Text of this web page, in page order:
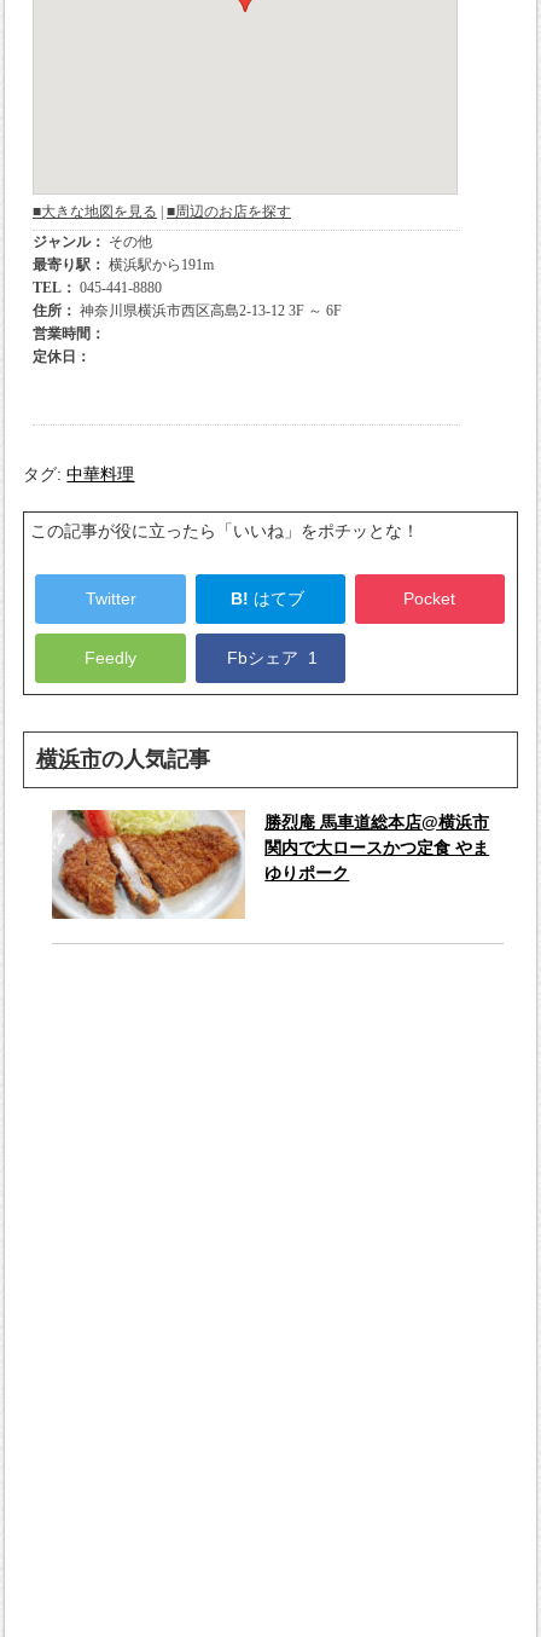
タグ:中華料理
この記事が役に立ったら「いいね」をポチッとな！
Twitter B! はてブ Pocket
Feedly Fbシェア 1
横浜市の人気記事
勝烈庵 馬車道総本店@横浜市
関内で大ロースかつ定食 やま
ゆりポーク